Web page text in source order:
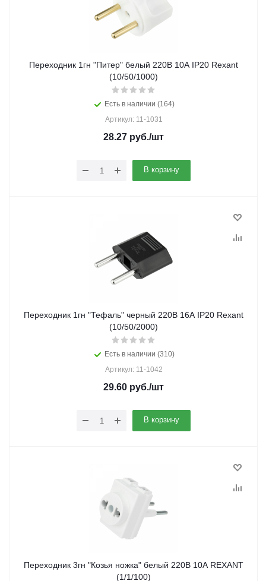
Переходник 1гн "Питер" белый 220В 10А IP20 Rexant
(10/50/1000)
Есть в наличии (164)
Артикул: 11-1031
28.27 руб./шт
В корзину
Переходник 1гн "Тефаль" черный 220В 16А IP20 Rexant
(10/50/2000)
Есть в наличии (310)
Артикул: 11-1042
29.60 руб./шт
В корзину
Переходник 3гн "Козья ножка" белый 220В 10А REXANT
(1/1/100)